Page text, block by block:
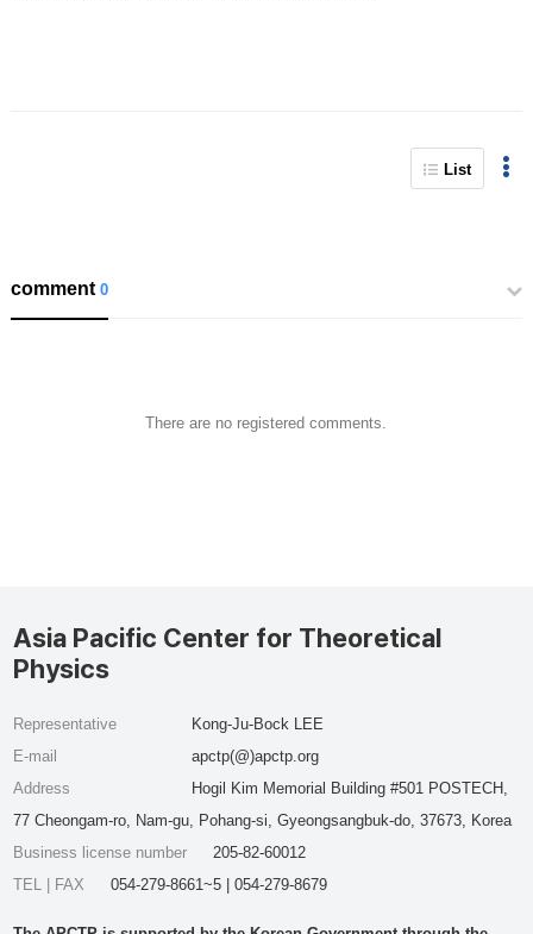
List
comment0
There are no registered comments.
Asia Pacific Center for Theoretical
Physics
Representative
Kong-Ju-Bock LEE
E-mail
apctp(@)apctp.org
Address
Hogil Kim Memorial Building #501 POSTECH,
77 Cheongam-ro, Nam-gu, Pohang-si, Gyeongsangbuk-do, 37673, Korea
Business license number
205-82-60012
TEL | FAX
054-279-8661~5 | 054-279-8679